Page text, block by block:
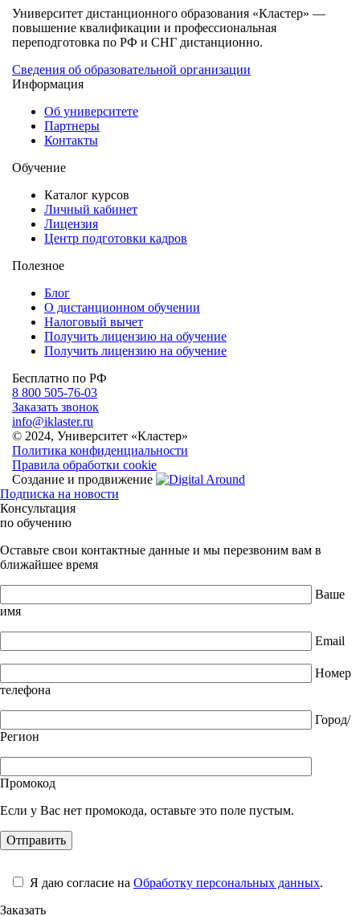
Университет дистанционного образования «Кластер» —
повышение квалификации и профессиональная
переподготовка по РФ и СНГ дистанционно.
Сведения об образовательной организации
Информация
Об университете
Партнеры
Контакты
Обучение
Каталог курсов
Личный кабинет
Лицензия
Центр подготовки кадров
Полезное
Блог
О дистанционном обучении
Налоговый вычет
Получить лицензию на обучение
Получить лицензию на обучение
Бесплатно по РФ
8 800 505-76-03
Заказать звонок
info@iklaster.ru
© 2024, Университет «Кластер»
Политика конфиденциальности
Правила обработки cookie
Создание и продвижение
Подписка на новости
Консультация
по обучению
Оставьте свои контактные данные и мы перезвоним вам в
ближайшее время
Ваше
имя
Email
Номер
телефона
Город/
Регион
Промокод
Если у Вас нет промокода, оставьте это поле пустым.
Я даю согласие на Обработку персональных данных.
Заказать